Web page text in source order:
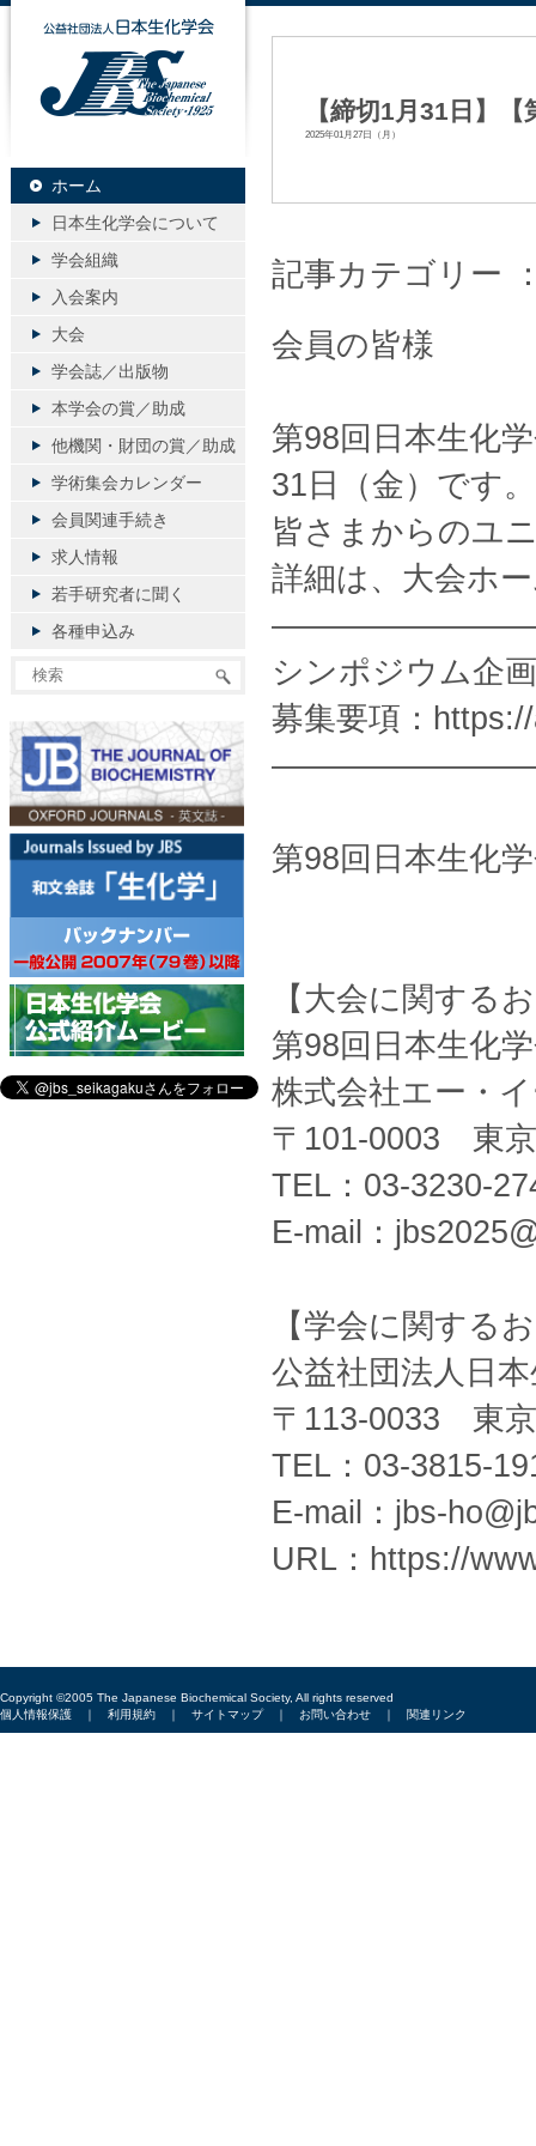
【締切1月31日】
2025年01月27日（月）
記事カテゴリー
会員の皆様
第98回日本生化
31日（金）です。
皆さまからのユ
詳細は、大会ホ
シンポジウム企
募集要項：
第98回日本生化
【大会に関する
第98回日本生化
株式会社エー・
〒101-0003 東
TEL：03-3230-
E-mail：
【学会に関する
公益社団法人日
〒113-0033 東
TEL：03-3815-
E-mail：jbs-
URL：https://
公益社団法人日本生化学会
ホーム
日本生化学会について
学会組織
入会案内
大会
学会誌／出版物
本学会の賞／助成
他機関・財団の賞／助成
学術集会カレンダー
会員関連手続き
求人情報
若手研究者に聞く
各種申込み
Copyright ©2005 The Japanese Biochemical Society, All rights reserved
個人情報保護 ｜ 利用規約 ｜ サイトマップ｜ お問い合わせ ｜ 関連リンク